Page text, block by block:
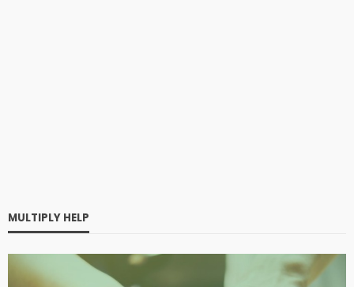
MULTIPLY HELP